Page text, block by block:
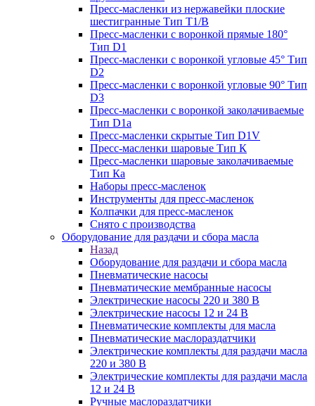
Пресс-масленки из нержавейки плоские
шестигранные Тип T1/B
Пресс-масленки с воронкой прямые 180°
Тип D1
Пресс-масленки с воронкой угловые 45° Тип
D2
Пресс-масленки с воронкой угловые 90° Тип
D3
Пресс-масленки с воронкой заколачиваемые
Тип D1a
Пресс-масленки скрытые Тип D1V
Пресс-масленки шаровые Тип К
Пресс-масленки шаровые заколачиваемые
Тип Кa
Наборы пресс-масленок
Инструменты для пресс-масленок
Колпачки для пресс-масленок
Снято с производства
Оборудование для раздачи и сбора масла
Назад
Оборудование для раздачи и сбора масла
Пневматические насосы
Пневматические мембранные насосы
Электрические насосы 220 и 380 В
Электрические насосы 12 и 24 В
Пневматические комплекты для масла
Пневматические маслораздатчики
Электрические комплекты для раздачи масла
220 и 380 В
Электрические комплекты для раздачи масла
12 и 24 В
Ручные маслораздатчики